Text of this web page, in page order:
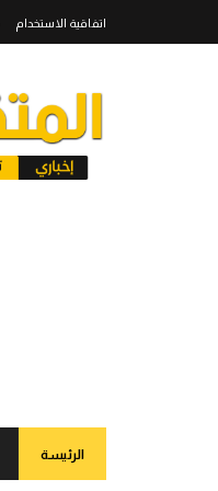
اتفاقية الاستخدام
الرئيسة